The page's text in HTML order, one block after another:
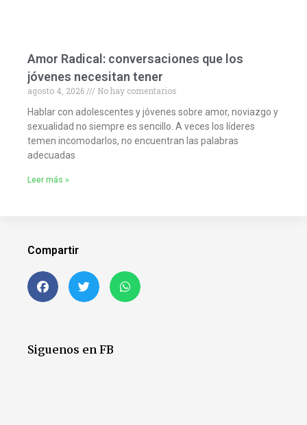
Amor Radical: conversaciones que los
jóvenes necesitan tener
agosto 4, 2026
No hay comentarios
Hablar con adolescentes y jóvenes sobre amor, noviazgo y
sexualidad no siempre es sencillo. A veces los líderes
temen incomodarlos, no encuentran las palabras
adecuadas
Leer más »
Compartir
Siguenos en FB